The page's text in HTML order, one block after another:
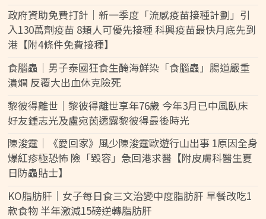
政府資助免費打針｜新一季度「流感疫苗接種計劃」引
入130萬劑疫苗 8類人可優先接種 科興疫苗最快月底先到
港【附4條件免費接種】
食腦蟲｜男子泰國狂食生醃海鮮染「食腦蟲」腸道嚴重
潰爛 反覆大出血休克險死
黎彼得離世｜黎彼得離世享年76歲 今年3月已中風臥床
好友鍾志光及盧宛茵透露黎彼得最後時光
陳浚霆｜《愛回家》風少陳浚霆歐遊行山出事 1原因全身
爆紅疹極恐怖 險「毀容」急回港求醫【附皮膚科醫生夏
日防蟲貼士】
KO脂肪肝｜女子每日食三文治變中度脂肪肝 早餐改吃1
款食物 半年激減15磅逆轉脂肪肝